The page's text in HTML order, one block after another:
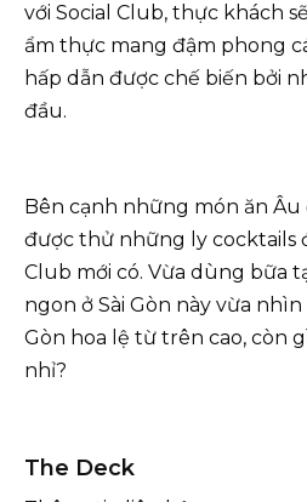
với Social Club, thực khách
ẩm thực mang đậm phong
hấp dẫn được chế biến bởi
đầu.
Bên cạnh những món ăn Âu
được thử những ly cocktails
Club mới có. Vừa dùng bữa
ngon ở Sài Gòn này vừa
Gòn hoa lệ từ trên cao, còn
nhỉ?
The Deck